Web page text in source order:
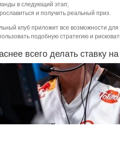
в следующий этап;
и получить реальный приз.
клуб приложит все возможности
подобную стратегию и
всего делать ставку на